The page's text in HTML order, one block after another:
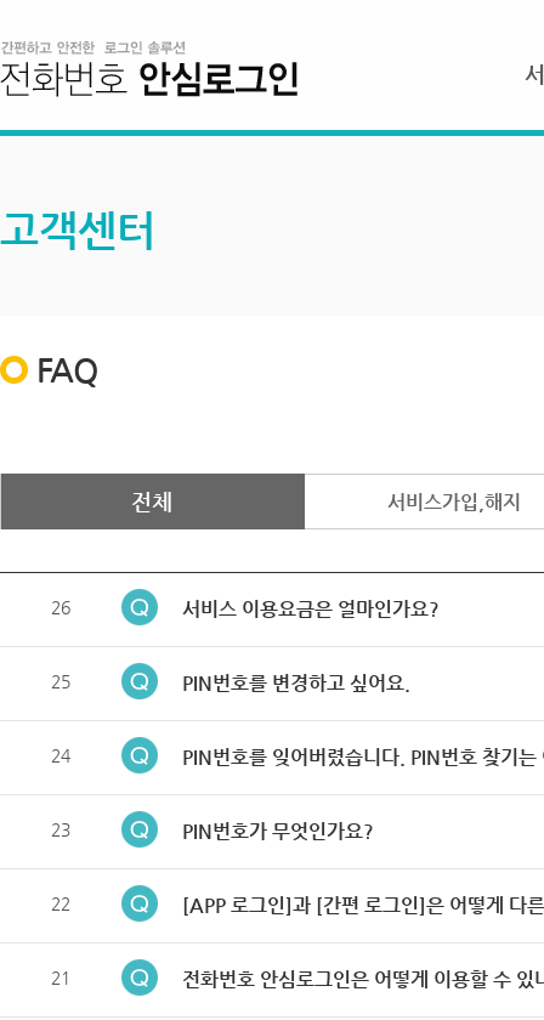
고객센터
FAQ
전체 서비스가입,해지
26 서비스 이용요금은 얼마인가요?
25 PIN번호를 변경하고 싶어요.
24 PIN번호를 잊어버렸습니다. PIN번호 찾기는
23 PIN번호가 무엇인가요?
22 [APP 로그인]과 [간편 로그인]은 어떻게 다
21 전화번호 안심로그인은 어떻게 이용할 수 있